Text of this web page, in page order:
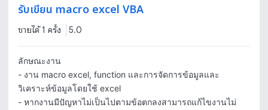
รับเขียน macro excel VBA
ขายได้ 1 ครั้ง 5.0
ลักษณะงาน
- งาน macro excel, function และการจัดการข้อมูลและ
วิเคราะห์ข้อมูลโดยใช้ excel
- หากงานมีปัญหาไม่เป็นไปตามข้อตกลงสามารถแก้ไขงานไม่